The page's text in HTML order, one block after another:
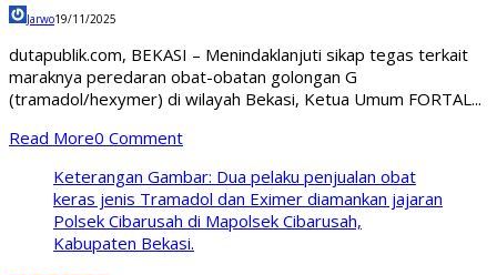
Jarwo19/11/2025
dutapublik.com, BEKASI – Menindaklanjuti sikap tegas terkait
maraknya peredaran obat-obatan golongan G
(tramadol/hexymer) di wilayah Bekasi, Ketua Umum FORTAL...
Read More0 Comment
Keterangan Gambar: Dua pelaku penjualan obat
keras jenis Tramadol dan Eximer diamankan jajaran
Polsek Cibarusah di Mapolsek Cibarusah,
Kabupaten Bekasi.